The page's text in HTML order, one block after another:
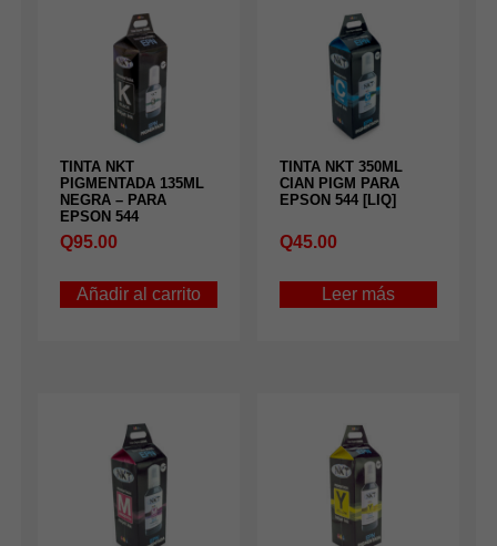
TINTA NKT
PIGMENTADA 135ML
NEGRA – PARA
EPSON 544
Q95.00
Añadir al carrito
TINTA NKT 350ML
CIAN PIGM PARA
EPSON 544 [LIQ]
Q45.00
Leer más